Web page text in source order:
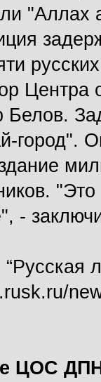
"Аллах
Белов.
город".
-
ЦОС